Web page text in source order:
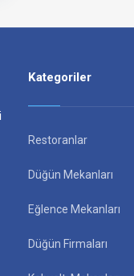
Kategoriler
Restoranlar
Düğün Mekanları
Eğlence Mekanları
Düğün Firmaları